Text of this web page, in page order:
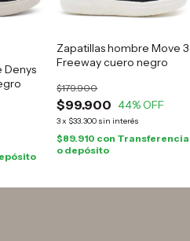
Denys
Zapatillas hombre Move 3
Freeway cuero negro
$99.900
$179.900
44% OFF
3x $33.300 sin interés
$89.910 con Transferencia
o depósito